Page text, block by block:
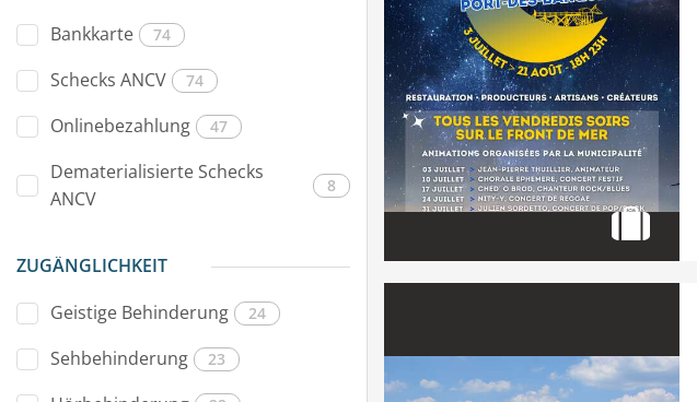
Bankkarte
74
Schecks ANCV 74
Onlinebezahlung 47
Dematerialisierte Schecks
ANCV
8
ZUGÄNGLICHKEIT
Geistige Behinderung
24
Sehbehinderung 23